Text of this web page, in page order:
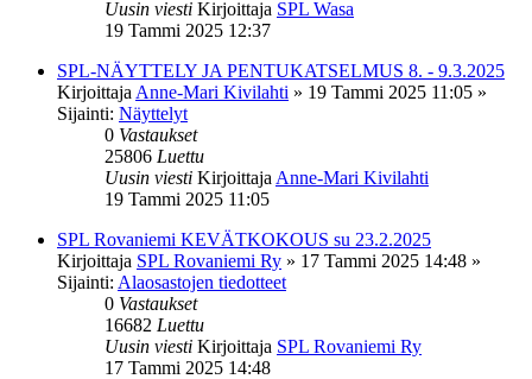
Uusin viesti Kirjoittaja SPL Wasa
19 Tammi 2025 12:37
SPL-NÄYTTELY JA PENTUKATSELMUS 8. - 9.3.2025
Kirjoittaja Anne-Mari Kivilahti » 19 Tammi 2025 11:05 »
Sijainti: Näyttelyt
0 Vastaukset
25806 Luettu
Uusin viesti Kirjoittaja Anne-Mari Kivilahti
19 Tammi 2025 11:05
SPL Rovaniemi KEVÄTKOKOUS su 23.2.2025
Kirjoittaja SPL Rovaniemi Ry » 17 Tammi 2025 14:48 »
Sijainti: Alaosastojen tiedotteet
0 Vastaukset
16682 Luettu
Uusin viesti Kirjoittaja SPL Rovaniemi Ry
17 Tammi 2025 14:48